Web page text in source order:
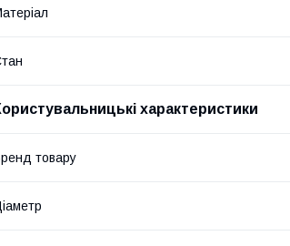
характеристики
товару